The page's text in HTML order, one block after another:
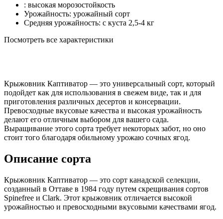
: высокая морозостойкость
Урожайность: урожайный сорт
Средняя урожайность: с куста 2,5-4 кг
Посмотреть все характеристики
Крыжовник Каптиватор — это универсальный сорт, который
подойдет как для использования в свежем виде, так и для
приготовления различных десертов и консервации.
Превосходные вкусовые качества и высокая урожайность
делают его отличным выбором для вашего сада.
Выращивание этого сорта требует некоторых забот, но оно
стоит того благодаря обильному урожаю сочных ягод.
Описание сорта
Крыжовник Каптиватор — это сорт канадской селекции,
созданный в Оттаве в 1984 году путем скрещивания сортов
Spinefree и Clark. Этот крыжовник отличается высокой
урожайностью и превосходными вкусовыми качествами ягод.